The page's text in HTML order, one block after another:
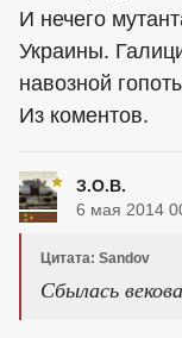
И нечего
Украины.
навозной
Из коментов.
З.О.В.
6 мая 2014
Цитата: Sandov
Сбылась